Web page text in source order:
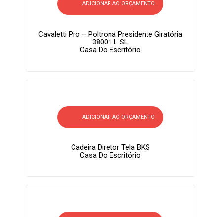
ADICIONAR AO ORÇAMENTO
Cavaletti Pro – Poltrona Presidente Giratória
38001 L SL
Casa Do Escritório
ADICIONAR AO ORÇAMENTO
Cadeira Diretor Tela BKS
Casa Do Escritório